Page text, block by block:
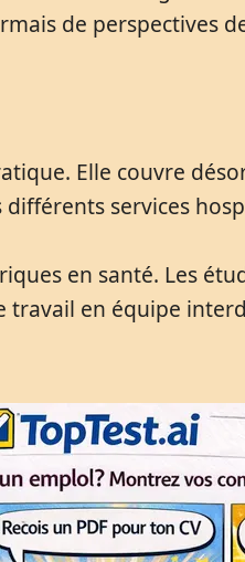
de perspectives
Elle couvre
services
en santé. Les
travail en équipe